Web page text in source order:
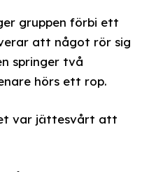
gruppen förbi ett
att något rör sig
springer två
hörs ett rop.
var jättesvårt att